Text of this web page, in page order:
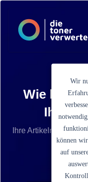
Wie
Ihrer
Ihre Artikelnummer
Wir
können
auf